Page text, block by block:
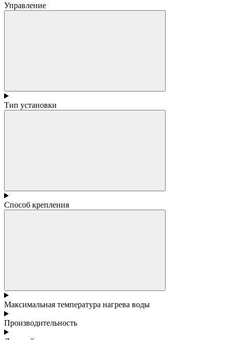
Управление
Тип установки
Способ крепления
Максимальная температура нагрева воды
Производительность